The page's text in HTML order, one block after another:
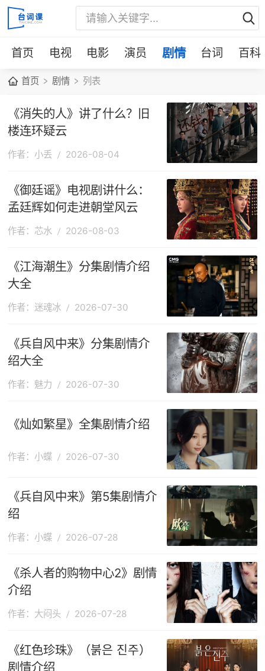
首页 电视 电影 演员 剧情 台词 百科
首页 剧情 列表
《消失的人》讲了什么？旧
楼连环疑云
作者：小丢 2026-08-04
《御廷谣》电视剧讲什么：
孟廷辉如何走进朝堂风云
作者：芯水 2026-08-03
《江海潮生》分集剧情介绍
大全
作者：迷魂冰 2026-07-30
《兵自风中来》分集剧情介
绍大全
作者：魅力 2026-07-30
《灿如繁星》全集剧情介绍
作者：小蝶 2026-07-30
《兵自风中来》第5集剧情介
绍
作者：小蝶 2026-07-28
《杀人者的购物中心2》剧情
介绍
作者：大闷头 2026-07-28
《红色珍珠》（붉은 진주）
剧情介绍